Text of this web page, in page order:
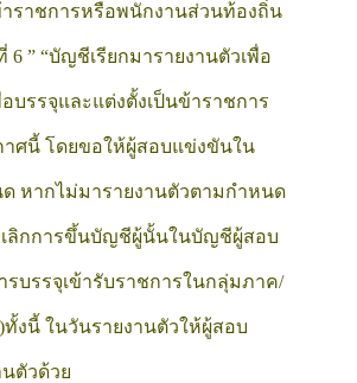
าราชการหรือพนักงานส่วนท้องถิ่น
” “บัญชีเรียกมารายงานตัวเพื่อ
บรรจุและแต่งตั้งเป็นข้าราชการ
าศนี้ โดยขอให้ผู้สอบแข่งขันใน
หากไม่มารายงานตัวตามกำหนด
เลิกการขึ้นบัญชีผู้นั้นในบัญชีผู้สอบ
บรรจุเข้ารับราชการในกลุ่มภาค/
งนี้ ในวันรายงานตัวให้ผู้สอบ
ตัวด้วย